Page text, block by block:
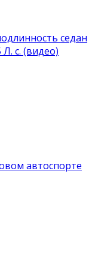
седан
Л. с. (видео)
автоспорте